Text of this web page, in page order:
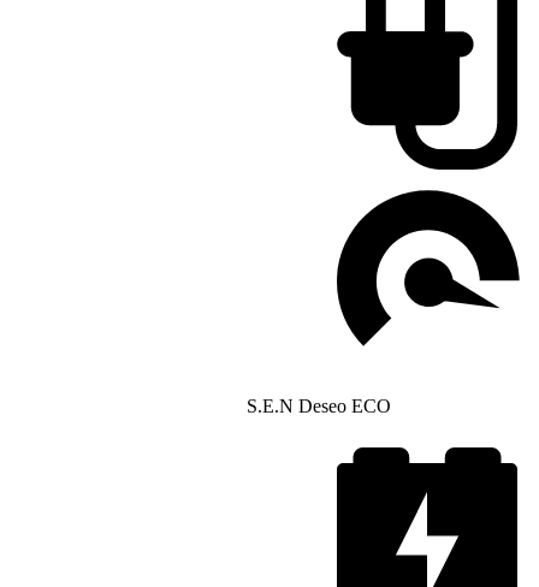
S.E.N Deseo ECO